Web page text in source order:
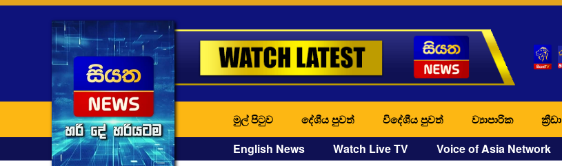
මුල් පිටුව දේශීය පුවත් විදේශීය පුවත් ව්‍යාපාරික ක්‍රීඩා
English News Watch Live TV Voice of Asia Network